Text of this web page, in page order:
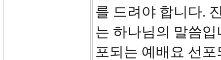
를 드려야 합니다.
는 하나님의 말씀
포되는 예배요 선